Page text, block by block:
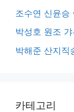
조수연 신윤승
박성호 원조
박해준 산지직
카테고리